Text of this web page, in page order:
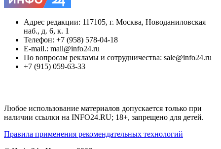
Адрес редакции: 117105, г. Москва, Новоданиловская
наб., д. 6, к. 1
Телефон: +7 (958) 578-04-18
E-mail.: mail@info24.ru
По вопросам рекламы и сотрудничества: sale@info24.ru
+7 (915) 059-63-33
Любое использование материалов допускается только при
наличии ссылки на INFO24.RU; 18+, запрещено для детей.
Правила применения рекомендательных технологий